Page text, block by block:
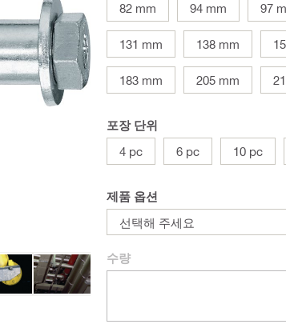
82 mm
94 mm 97
131 mm 138 mm
183 mm 205 mm
포장 단위
4 pc
6 pc 10 pc
제품 옵션
선택해 주세요
수량